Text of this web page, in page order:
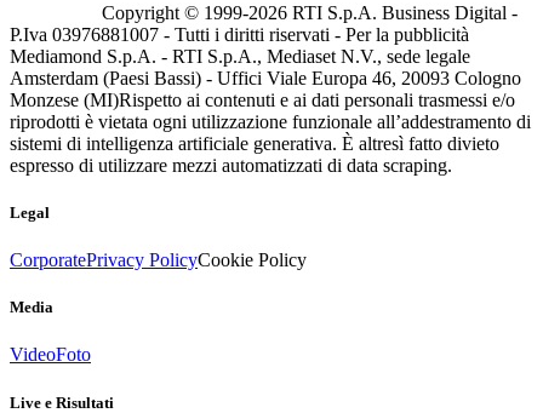
Copyright © 1999-2026 RTI S.p.A. Business Digital -
P.Iva 03976881007 - Tutti i diritti riservati - Per la pubblicità
Mediamond S.p.A. - RTI S.p.A., Mediaset N.V., sede legale
Amsterdam (Paesi Bassi) - Uffici Viale Europa 46, 20093 Cologno
Monzese (MI)Rispetto ai contenuti e ai dati personali trasmessi e/o
riprodotti è vietata ogni utilizzazione funzionale all’addestramento di
sistemi di intelligenza artificiale generativa. È altresì fatto divieto
espresso di utilizzare mezzi automatizzati di data scraping.
Legal
CorporatePrivacy PolicyCookie Policy
Media
VideoFoto
Live e Risultati